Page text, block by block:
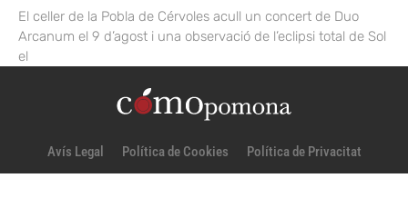
El celler de la Pobla de Cérvoles acull un concert de Duo
Arcanum el 9 d’agost i una observació de l’eclipsi total de Sol
el
Avís Legal Política de Cookies Política de Privacitat